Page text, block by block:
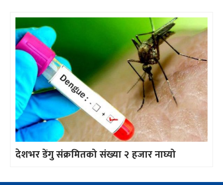
देशभर डेंगु संक्रमितको संख्या २ हजार नाघ्यो